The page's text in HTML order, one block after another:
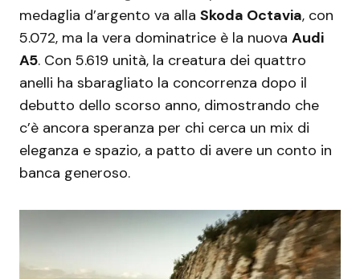
medaglia d’argento va alla Skoda Octavia, con
5.072, ma la vera dominatrice è la nuova Audi
A5. Con 5.619 unità, la creatura dei quattro
anelli ha sbaragliato la concorrenza dopo il
debutto dello scorso anno, dimostrando che
c’è ancora speranza per chi cerca un mix di
eleganza e spazio, a patto di avere un conto in
banca generoso.